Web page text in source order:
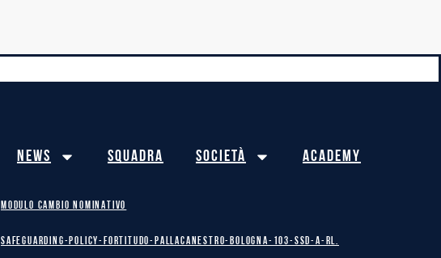
News Squadra Società Academy
MODULO CAMBIO NOMINATIVO
safeguarding-policy-Fortitudo-Pallacanestro-Bologna-103-SSD-A-RL.